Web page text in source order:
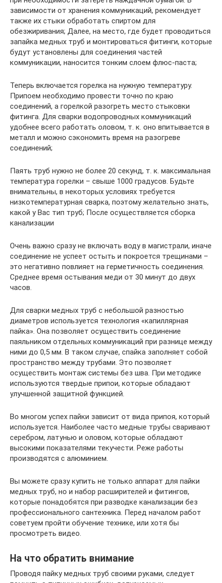
зависимости от хранения коммуникаций, рекомендует
также их стыки обработать спиртом для
обезжиривания; Далее, на место, где будет проводиться
запайка медных труб и монтироваться фитинги, которые
будут установлены для соединения частей
коммуникации, наносится тонким слоем флюс-паста;
Теперь включается горелка на нужную температуру.
Припоем необходимо провести точно по краю
соединений, а горелкой разогреть место стыковки
фитинга. Для сварки водопроводных коммуникаций
удобнее всего работать оловом, т. к. оно впитывается в
металл и можно сэкономить время на разогреве
соединений;
Паять труб нужно не более 20 секунд, т. к. максимальная
температура горелки – свыше 1000 градусов. Будьте
внимательны, в некоторых условиях требуется
низкотемпературная сварка, поэтому желательно знать,
какой у Вас тип труб; После осуществляется сборка
канализации
Очень важно сразу не включать воду в магистрали, иначе
соединение не успеет остыть и покроется трещинами –
это негативно повлияет на герметичность соединения.
Среднее время остывания меди от 30 минут до двух
часов.
Для сварки медных труб с небольшой разностью
диаметров используется технология «капиллярная
пайка». Она позволяет осуществить соединение
паяльником отдельных коммуникаций при разнице между
ними до 0,5 мм. В таком случае, спайка заполняет собой
пространство между трубами. Это позволяет
осуществить монтаж системы без шва. При методике
используются твердые припои, которые обладают
улучшенной защитной функцией.
Во многом успех пайки зависит от вида припоя, который
используется. Наиболее часто медные трубы сваривают
серебром, латунью и оловом, которые обладают
высокими показателями текучести. Реже работы
производятся с алюминием.
Вы можете сразу купить не только аппарат для пайки
медных труб, но и набор расширителей и фитингов,
которые понадобятся при разводке канализации без
профессионального сантехника. Перед началом работ
советуем пройти обучение технике, или хотя бы
просмотреть видео.
На что обратить внимание
Проводя пайку медных труб своими руками, следует